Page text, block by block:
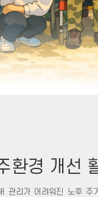
개선
관리가 어려워진 노후